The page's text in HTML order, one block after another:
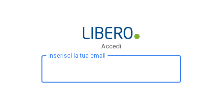
Accedi
Inserisci la tua email